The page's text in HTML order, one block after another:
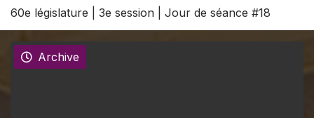
60e législature | 3e session | Jour de séance #18
Archive